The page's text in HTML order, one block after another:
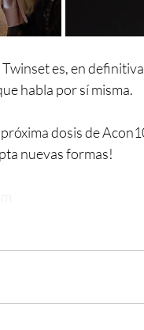
es, en
habla por sí misma.
dosis de
nuevas formas!